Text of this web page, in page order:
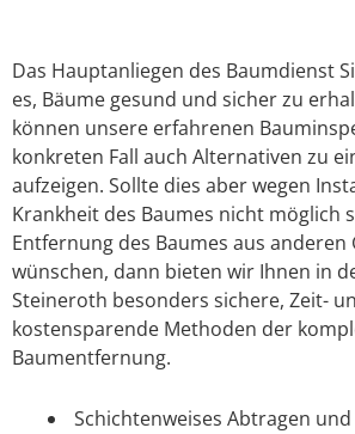
Das Hauptanliegen des Baumdienst
es, Bäume gesund und sicher zu
können unsere erfahrenen
konkreten Fall auch Alternativen zu
aufzeigen. Sollte dies aber wegen
Krankheit des Baumes nicht möglich
Entfernung des Baumes aus anderen
wünschen, dann bieten wir Ihnen in
Steineroth besonders sichere, Zeit-
kostensparende Methoden der
Baumentfernung.
Schichtenweises Abtragen